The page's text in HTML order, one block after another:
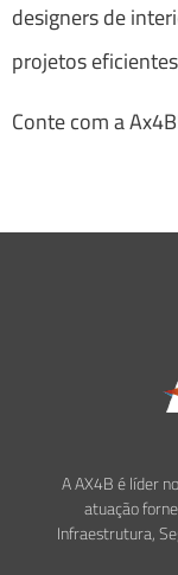
designers de
projetos
Conte com a
A AX4B é líder
atuação
Infraestrutura,